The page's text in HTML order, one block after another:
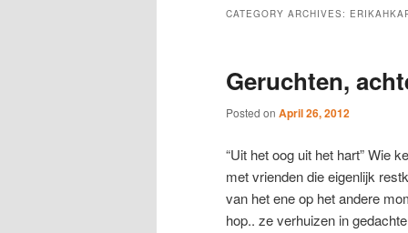
CATEGORY ARCHIVES:
Geruchten,
Posted on April 26, 2012
“Uit het oog uit het hart” Wie
met vrienden die eigenlijk
van het ene op het andere
hop.. ze verhuizen in